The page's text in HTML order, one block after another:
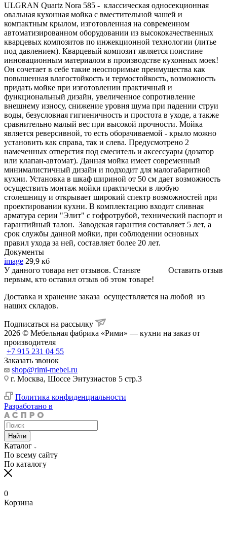
ULGRAN Quartz Nora 585 - классическая односекционная
овальная кухонная мойка с вместительной чашей и
компактным крылом, изготовленная на современном
автоматизированном оборудовании из высококачественных
кварцевых композитов по инжекционной технологии (литье
под давлением). Кварцевый композит является поистине
инновационным материалом в производстве кухонных моек!
Он сочетает в себе такие неоспоримые преимущества как
повышенная влагостойкость и термостойкость, возможность
придать мойке при изготовлении практичный и
функциональный дизайн, увеличенное сопротивление
внешнему износу, снижение уровня шума при падении струи
воды, безусловная гигиеничность и простота в уходе, а также
сравнительно малый вес при высокой прочности. Мойка
является реверсивной, то есть оборачиваемой - крыло можно
установить как справа, так и слева. Предусмотрено 2
намеченных отверстия под смеситель и аксессуары (дозатор
или клапан-автомат). Данная мойка имеет современный
минималистичный дизайн и подходит для малогабаритной
кухни. Установка в шкаф шириной от 50 см дает возможность
осуществить монтаж мойки практически в любую
столешницу и открывает широкий спектр возможностей при
проектировании кухни. В комплектацию входит сливная
арматура серии "Элит" с гофротрубой, технический паспорт и
гарантийный талон. Заводская гарантия составляет 5 лет, а
срок службы данной мойки, при соблюдении основных
правил ухода за ней, составляет более 20 лет.
Документы
image 29,9 кб
Оставить отзыв
У данного товара нет отзывов. Станьте
первым, кто оставил отзыв об этом товаре!
Доставка и хранение заказа осуществляется на любой из
наших складов.
Подписаться на рассылку
2026 © Мебельная фабрика «Рими» — кухни на заказ от
производителя
+7 915 231 04 55
Заказать звонок
shop@rimi-mebel.ru
г. Москва, Шоссе Энтузиастов 5 стр.3
Политика конфиденциальности
Разработано в
Найти
Каталог
По всему сайту
По каталогу
0
Корзина